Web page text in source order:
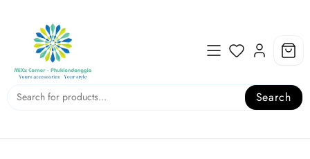
content
Search